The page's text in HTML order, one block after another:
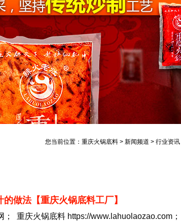
您当前位置： 重庆火锅底料 > 新闻频道 > 行业资讯
做法【重庆火锅底料工厂】
； 重庆火锅底料 https://www.lahuolaozao.com；